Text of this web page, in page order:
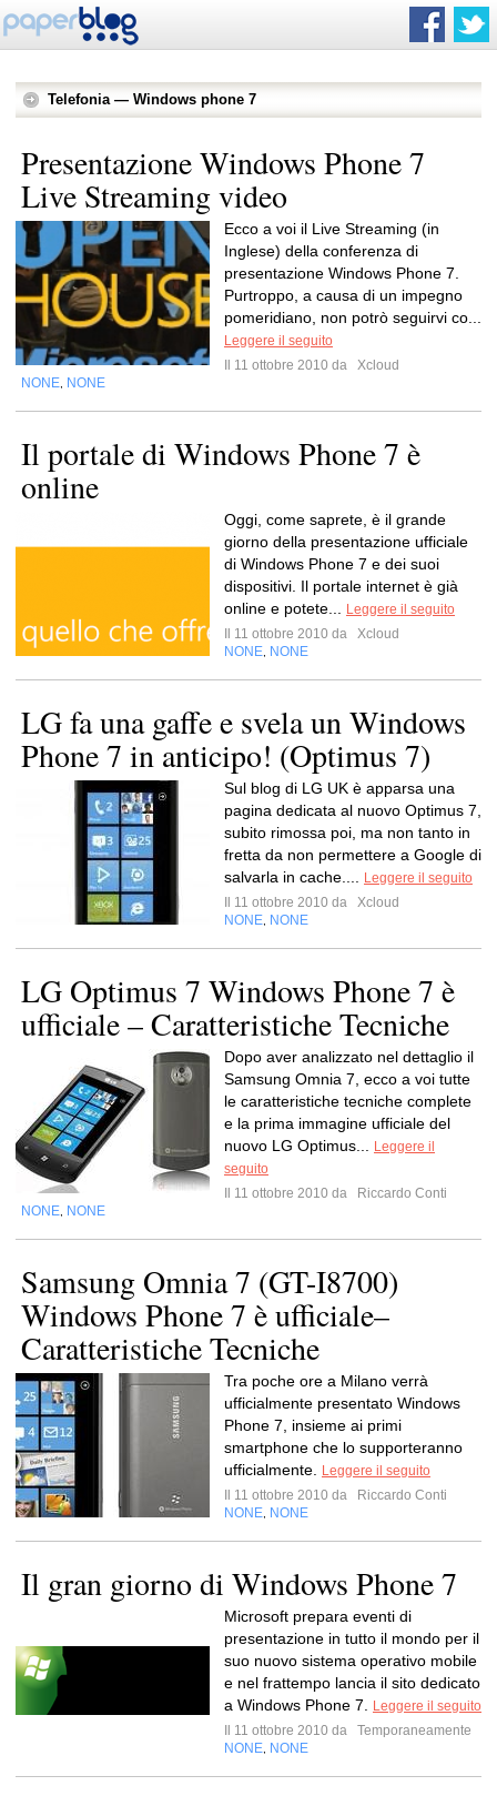
Telefonia — Windows phone 7
Presentazione Windows Phone 7
Live Streaming video
Ecco a voi il Live Streaming (in
Inglese) della conferenza di
presentazione Windows Phone 7.
Purtroppo, a causa di un impegno
pomeridiano, non potrò seguirvi co...
Leggere il seguito
Il 11 ottobre 2010 da
Xcloud
NONE NONE
Il portale di Windows Phone 7 è
online
Oggi, come saprete, è il grande
giorno della presentazione ufficiale
di Windows Phone 7 e dei suoi
dispositivi. Il portale internet è già
online e potete...
Leggere il seguito
Il 11 ottobre 2010 da
Xcloud
NONE NONE
LG fa una gaffe e svela un Windows
Phone 7 in anticipo! (Optimus 7)
Sul blog di LG UK è apparsa una
pagina dedicata al nuovo Optimus 7,
subito rimossa poi, ma non tanto in
fretta da non permettere a Google di
salvarla in cache....
Leggere il seguito
Il 11 ottobre 2010 da
Xcloud
NONE NONE
LG Optimus 7 Windows Phone 7 è
ufficiale – Caratteristiche Tecniche
Dopo aver analizzato nel dettaglio il
Samsung Omnia 7, ecco a voi tutte
le caratteristiche tecniche complete
e la prima immagine ufficiale del
nuovo LG Optimus...
Leggere il
seguito
Il 11 ottobre 2010 da
Riccardo Conti
NONE NONE
Samsung Omnia 7 (GT-I8700)
Windows Phone 7 è ufficiale–
Caratteristiche Tecniche
Tra poche ore a Milano verrà
ufficialmente presentato Windows
Phone 7, insieme ai primi
smartphone che lo supporteranno
ufficialmente.
Leggere il seguito
Il 11 ottobre 2010 da
Riccardo Conti
NONE NONE
Il gran giorno di Windows Phone 7
Microsoft prepara eventi di
presentazione in tutto il mondo per il
suo nuovo sistema operativo mobile
e nel frattempo lancia il sito dedicato
a Windows Phone 7.
Leggere il seguito
Il 11 ottobre 2010 da
Temporaneamente
NONE NONE